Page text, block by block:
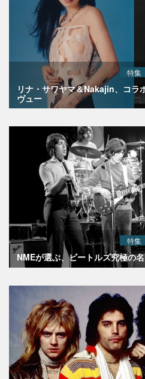
特集
リナ・サワヤマ＆Nakajin、コラ
ヴュー
特集
NMEが選ぶ、ビートルズ究極の